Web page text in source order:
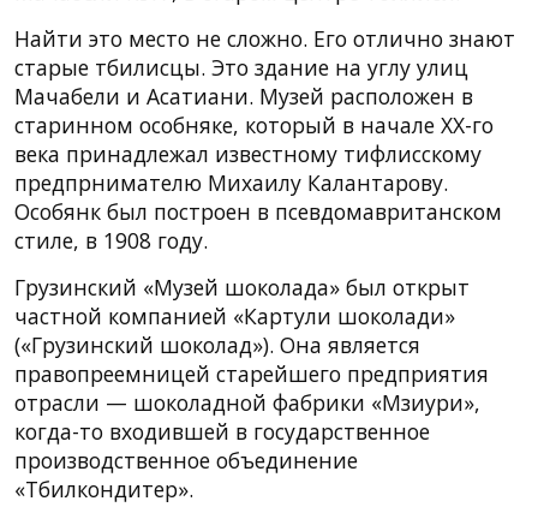
Найти это место не сложно. Его отлично знают
старые тбилисцы. Это здание на углу улиц
Мачабели и Асатиани. Музей расположен в
старинном особняке, который в начале ХХ-го
века принадлежал известному тифлисскому
предпрнимателю Михаилу Калантарову.
Особянк был построен в псевдомавританском
стиле, в 1908 году.
Грузинский «Музей шоколада» был открыт
частной компанией «Картули шоколади»
(«Грузинский шоколад»). Она является
правопреемницей старейшего предприятия
отрасли — шоколадной фабрики «Мзиури»,
когда-то входившей в государственное
производственное объединение
«Тбилкондитер».